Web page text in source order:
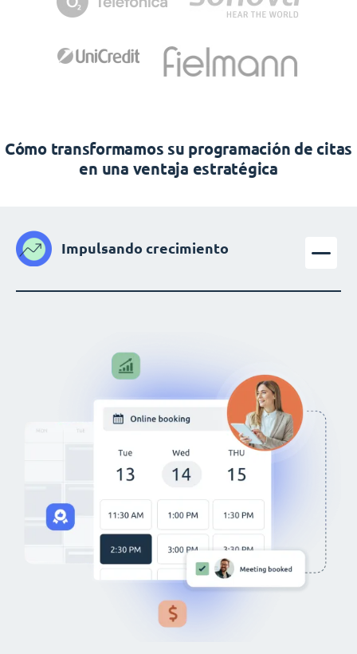
Cómo transformamos su programación de citas
en una ventaja estratégica
Impulsando crecimiento